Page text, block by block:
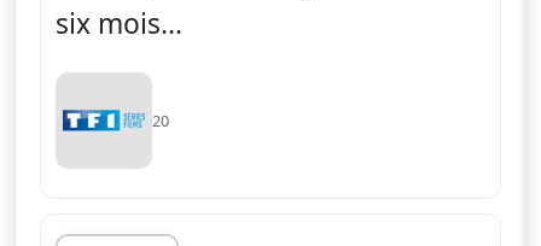
six mois...
20